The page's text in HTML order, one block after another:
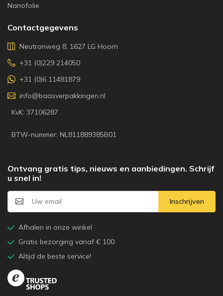
Nanofolie
Contactgegevens
Neutronweg 8, 1627 LG Hoorn
+31 (0)229 214050
+31 (0)6 11481879
info@baasverpakkingen.nl
KvK: 37106287
BTW-nummer: NL811889385B01
Ontvang gratis tips, nieuws en aanbiedingen. Schrijf
u snel in!
Inschrijven
Afhalen in onze winkel
Gratis bezorging vanaf € 100
Altijd de beste service!